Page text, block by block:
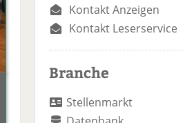
Kontakt Anzeigen
Kontakt Leserservice
Branche
Stellenmarkt